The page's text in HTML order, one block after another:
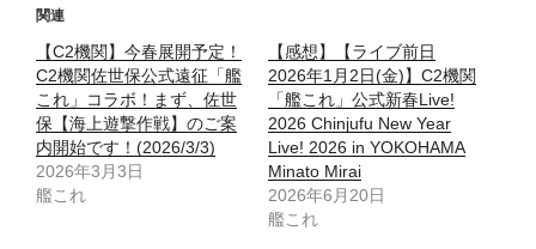
関連
【C2機関】今春展開予定！
C2機関佐世保公式遠征「艦
これ」コラボ！まず、佐世
保【海上遊撃作戦】のご案
内開始です！(2026/3/3)
2026年3月3日
艦これ
【感想】【ライブ前日
2026年1月2日(金)】C2機関
「艦これ」公式新春Live!
2026 Chinjufu New Year
Live! 2026 in YOKOHAMA
Minato Mirai
2026年6月20日
艦これ